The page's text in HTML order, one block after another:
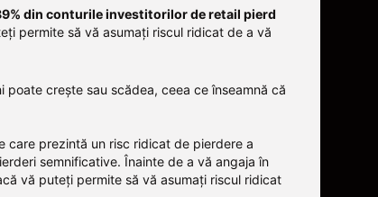
din conturile investitorilor de retail pierd
permite să vă asumați riscul ridicat de a vă
crește sau scădea, ceea ce înseamnă că
care prezintă un risc ridicat de pierdere a
semnificative. Înainte de a vă angaja în
vă puteți permite să vă asumați riscul ridicat